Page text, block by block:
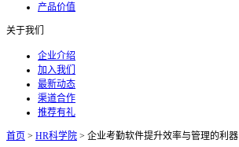
产品价值
关于我们
企业介绍
加入我们
最新动态
渠道合作
推荐有礼
首页 > HR科学院 > 企业考勤软件提升效率与管理的利器